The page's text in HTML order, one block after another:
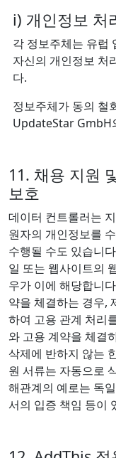
i) 개인정보 처
각 정보주체는 유럽
자신의 개인정보 처
다.
정보주체가 동의 철
UpdateStar GmbH
11. 채용 지원
보호
데이터 컨트롤러는
원자의 개인정보를
수행될 수도 있습니
일 또는 웹사이트의
우가 이에 해당합니
약을 체결하는 경우,
하여 고용 관계 처리
와 고용 계약을 체결
삭제에 반하지 않는
원 서류는 자동으로
해관계의 예로는 독
서의 입증 책임 등이